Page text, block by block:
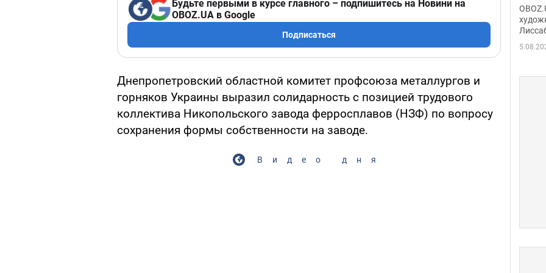
Будьте первыми в курсе главного – подпишитесь на Новини на
OBOZ.UA в Google
Подписаться
Днепропетровский областной комитет профсоюза металлургов и
горняков Украины выразил солидарность с позицией трудового
коллектива Никопольского завода ферросплавов (НЗФ) по вопросу
сохранения формы собственности на заводе.
Видео дня
сына